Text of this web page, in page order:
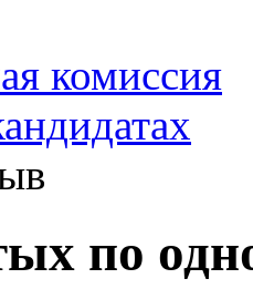
комиссия
по